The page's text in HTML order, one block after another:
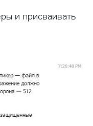
и присваивать